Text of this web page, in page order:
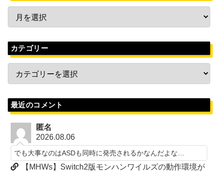
カテゴリー
最近のコメント
匿名
2026.08.06
でも大事なのはASDも同時に発売されるかなんだよな…
【MHWs】Switch2版モンハンワイルズの動作環境が